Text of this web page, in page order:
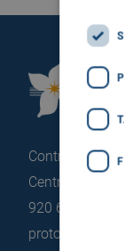
Contrada
Centralino:
920 663